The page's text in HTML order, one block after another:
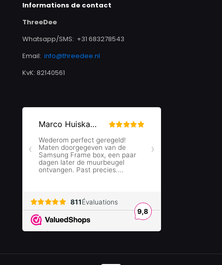
Informations de contact
ThreeDee
Whatsapp/SMS: +31 683278543
Email: info@threedee.nl
KvK: 82140561